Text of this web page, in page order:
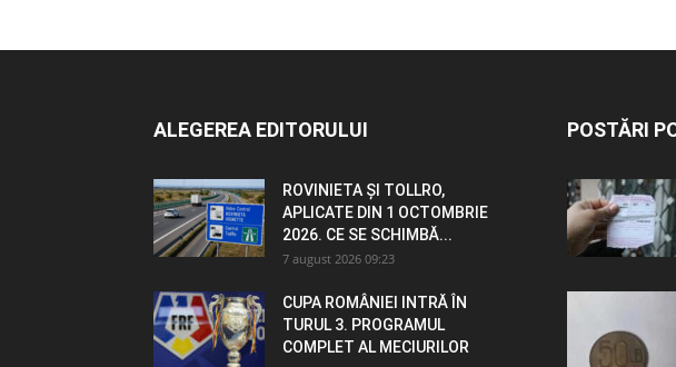
ALEGEREA EDITORULUI
ROVINIETA ȘI TOLLRO,
APLICATE DIN 1 OCTOMBRIE
2026. CE SE SCHIMBĂ...
7 august 2026 09:23
CUPA ROMÂNIEI INTRĂ ÎN
TURUL 3. PROGRAMUL
COMPLET AL MECIURILOR
POSTĂRI